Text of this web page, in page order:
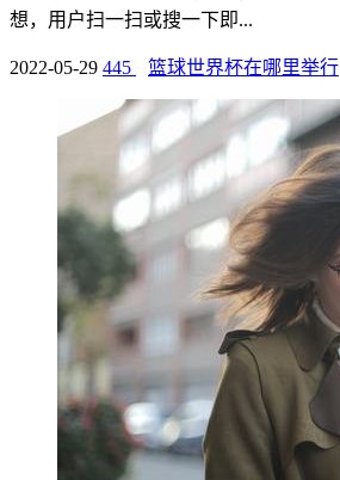
想，用户扫一扫或搜一下即...
2022-05-29 445 篮球世界杯在哪里举行